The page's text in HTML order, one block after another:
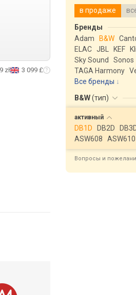
zł 3 099 £
в продаже
Бренды
Adam
B&W
ELAC JBL KEF
Sky Sound
Sonos
TAGA Harmony
Все бренды
B&W(тип)
активный
DB1D DB2D
ASW608
ASW610
Вопросы и